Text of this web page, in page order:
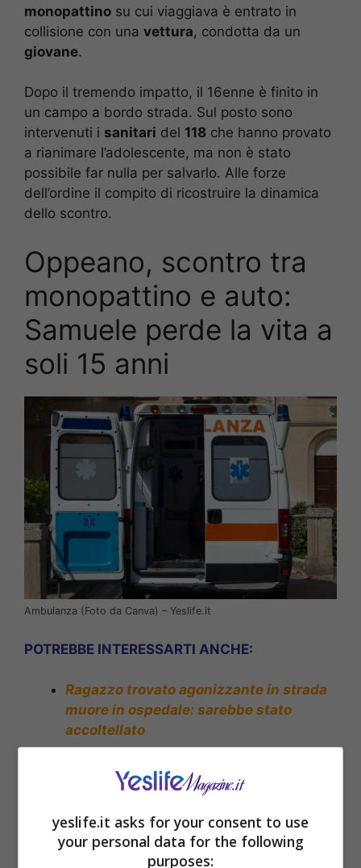
monopattino su cui viaggiava è entrato in
collisione con una vettura, condotta da un
giovane.
Dopo il tremendo impatto, il 16enne è finito in
un campo a bordo strada. Sul posto sono
intervenuti i sanitari del 118 che hanno provato
a rianimare l’adolescente, ma non è stato
possibile far nulla per salvarlo. Alle forze
dell’ordine il compito di ricostruire la dinamica
dello scontro.
Oppeano, scontro tra
monopattino e auto:
Samuele perde la vita a
soli 15 anni
Ambulanza (Foto da Canva) – Yeslife.it
POTREBBE INTERESSARTI ANCHE:
Ragazzo trovato agonizzante in strada
muore in ospedale: sarebbe stato
accoltellato
yeslife.it asks for your consent to use
your personal data for the following
purposes: